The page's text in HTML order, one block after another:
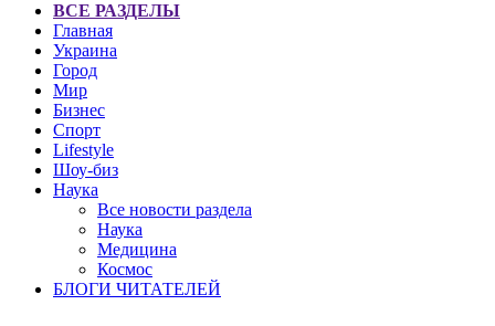
ВСЕ РАЗДЕЛЫ
Главная
Украина
Город
Мир
Бизнес
Спорт
Lifestyle
Шоу-биз
Наука
Все новости раздела
Наука
Медицина
Космос
БЛОГИ ЧИТАТЕЛЕЙ